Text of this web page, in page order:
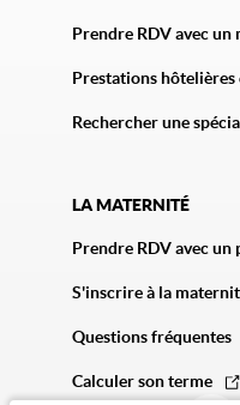
Prendre RDV avec un
Prestations
Rechercher une
LA MATERNITÉ
Prendre RDV avec un
S'inscrire à la
Questions fréquentes
Calculer son terme